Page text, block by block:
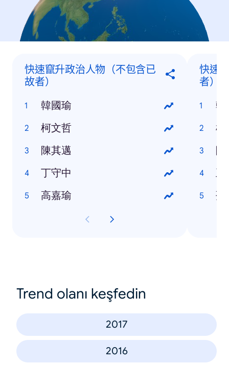
快速竄升政治人物（不包含已
故者）
韓國瑜
柯文哲
陳其邁
丁守中
高嘉瑜
快速
者）
韓
柯
陳
王
孫
Trend olanı keşfedin
2017
2016